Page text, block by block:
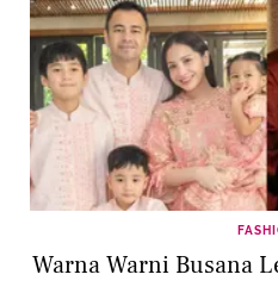
Warna Warni Busana